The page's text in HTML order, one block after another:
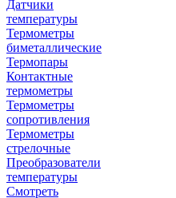
Датчики
температуры
Термометры
биметаллические
Термопары
Контактные
термометры
Термометры
сопротивления
Термометры
стрелочные
Преобразователи
температуры
Смотреть